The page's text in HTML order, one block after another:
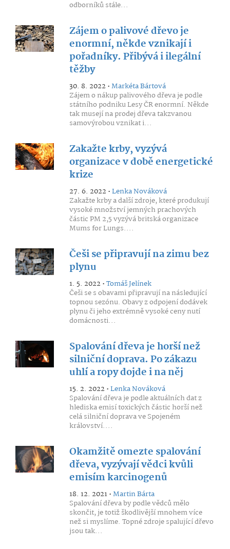
odborníků stále...
Zájem o palivové dřevo je
enormní, někde vznikají i
pořadníky. Přibývá i ilegální
těžby
30. 8. 2022 •Markéta Bártová
Zájem o nákup palivového dřeva je podle
státního podniku Lesy ČR enormní. Někde
tak musejí na prodej dřeva takzvanou
samovýrobou vznikat i...
Zakažte krby, vyzývá
organizace v době energetické
krize
27. 6. 2022 •Lenka Nováková
Zakažte krby a další zdroje, které produkují
vysoké množství jemných prachových
částic PM 2,5 vyzývá britská organizace
Mums for Lungs....
Češi se připravují na zimu bez
plynu
1. 5. 2022 •Tomáš Jelínek
Češi se s obavami připravují na následující
topnou sezónu. Obavy z odpojení dodávek
plynu či jeho extrémně vysoké ceny nutí
domácnosti...
Spalování dřeva je horší než
silniční doprava. Po zákazu
uhlí a ropy dojde i na něj
15. 2. 2022 •Lenka Nováková
Spalování dřeva je podle aktuálních dat z
hlediska emisí toxických částic horší než
celá silniční doprava ve Spojeném
království....
Okamžitě omezte spalování
dřeva, vyzývají vědci kvůli
emisím karcinogenů
18. 12. 2021 •Martin Bárta
Spalování dřeva by podle vědců mělo
skončit, je totiž škodlivější mnohem více
než si myslíme. Topné zdroje spalující dřevo
jsou tak...